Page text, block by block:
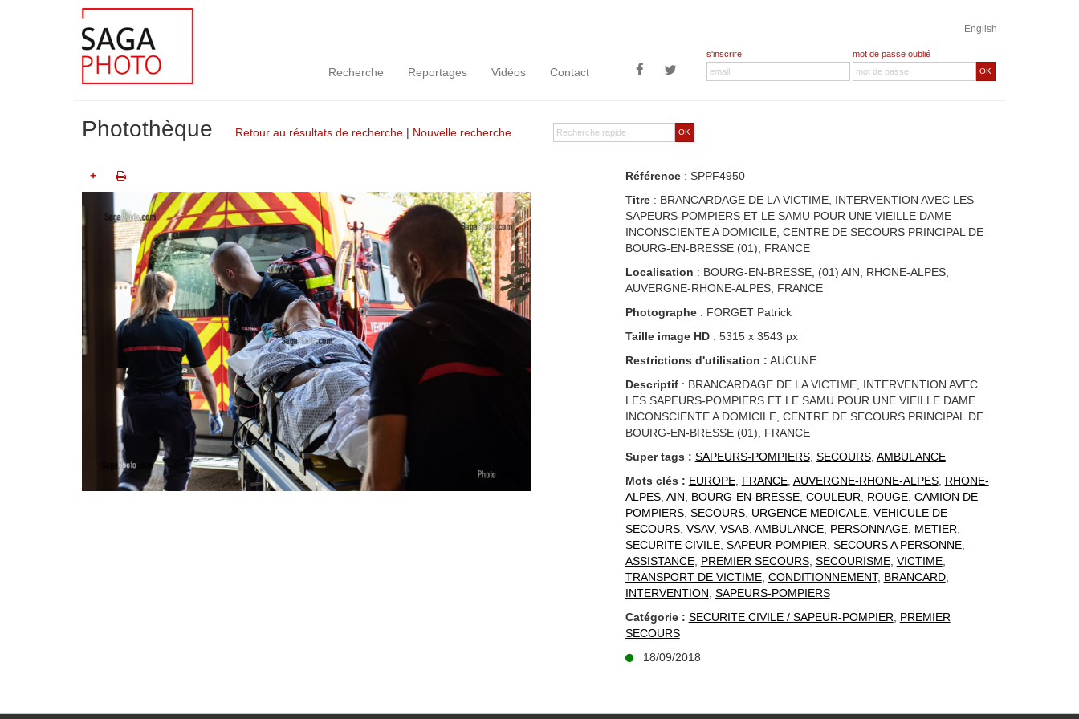
English
Recherche Reportages Vidéos Contact
s'inscrire mot de passe oublié
OK
OK
Photothèque Retour au résultats de recherche | Nouvelle recherche
+ Référence: SPPF4950
Titre: BRANCARDAGE DE LA VICTIME, INTERVENTION AVEC LES
SAPEURS-POMPIERS ET LE SAMU POUR UNE VIEILLE DAME
INCONSCIENTE A DOMICILE, CENTRE DE SECOURS PRINCIPAL DE
BOURG-EN-BRESSE (01), FRANCE
Localisation : BOURG-EN-BRESSE, (01) AIN, RHONE-ALPES,
AUVERGNE-RHONE-ALPES, FRANCE
Photographe: FORGET Patrick
Taille image HD: 5315 x 3543 px
Restrictions d'utilisation : AUCUNE
Descriptif: BRANCARDAGE DE LA VICTIME, INTERVENTION AVEC
LES SAPEURS-POMPIERS ET LE SAMU POUR UNE VIEILLE DAME
INCONSCIENTE A DOMICILE, CENTRE DE SECOURS PRINCIPAL DE
BOURG-EN-BRESSE (01), FRANCE
Super tags : SAPEURS-POMPIERS, SECOURS, AMBULANCE
Mots clés : EUROPE, FRANCE, AUVERGNE-RHONE-ALPES, RHONE-
ALPES, AIN BOURG-EN-BRESSE, COULEUR ROUGE, CAMION DE
POMPIERS, SECOURS, URGENCE MEDICALE, VEHICULE DE
SECOURS, VSAV, VSAB, AMBULANCE, PERSONNAGE, METIER
SECURITE CIVILE, SAPEUR-POMPIER SECOURS A PERSONNE,
ASSISTANCE, PREMIER SECOURS, SECOURISME, VICTIME,
TRANSPORT DE VICTIME, CONDITIONNEMENT, BRANCARD,
INTERVENTION SAPEURS-POMPIERS
Catégorie : SECURITE CIVILE / SAPEUR-POMPIER
PREMIER
SECOURS
18/09/2018